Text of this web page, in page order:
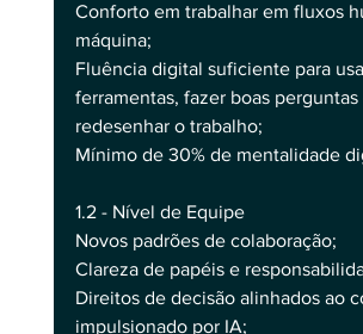
Conforto em trabalhar em fluxos
máquina;
Fluência digital suficiente para
ferramentas, fazer boas perguntas
redesenhar o trabalho;
Mínimo de 30% de mentalidade
1.2 - Nível de Equipe
Novos padrões de colaboração;
Clareza de papéis e
Direitos de decisão alinhados ao
impulsionado por IA;